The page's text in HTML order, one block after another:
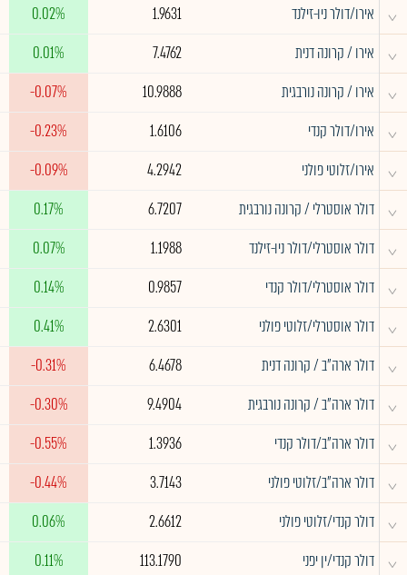
^ אירו/דולר ניו-זילנד 1.9631
0.02%
^ אירו / קרונה דנית 7.4762
0.01%
^ אירו / קרונה נורבגית 10.9888
-0.07%
^ אירו/דולר קנדי 1.6106
-0.23%
^ אירו/זלוטי פולני 4.2942
-0.09%
^ דולר אוסטרלי / קרונה נורבגית 6.7207
0.17%
^ דולר אוסטרלי/דולר ניו-זילנד 1.1988
0.07%
^ דולר אוסטרלי/דולר קנדי 0.9857
0.14%
^ דולר אוסטרלי/זלוטי פולני 2.6301
0.41%
^ דולר ארה"ב / קרונה דנית 6.4678
-0.31%
^ דולר ארה"ב / קרונה נורבגית 9.4904
-0.30%
^ דולר ארה"ב/דולר קנדי 1.3936
-0.55%
^ דולר ארה"ב/זלוטי פולני 3.7143
-0.44%
^ דולר קנדי/זלוטי פולני 2.6612
0.06%
^ דולר קנדי/ין יפני 113.1790
0.11%